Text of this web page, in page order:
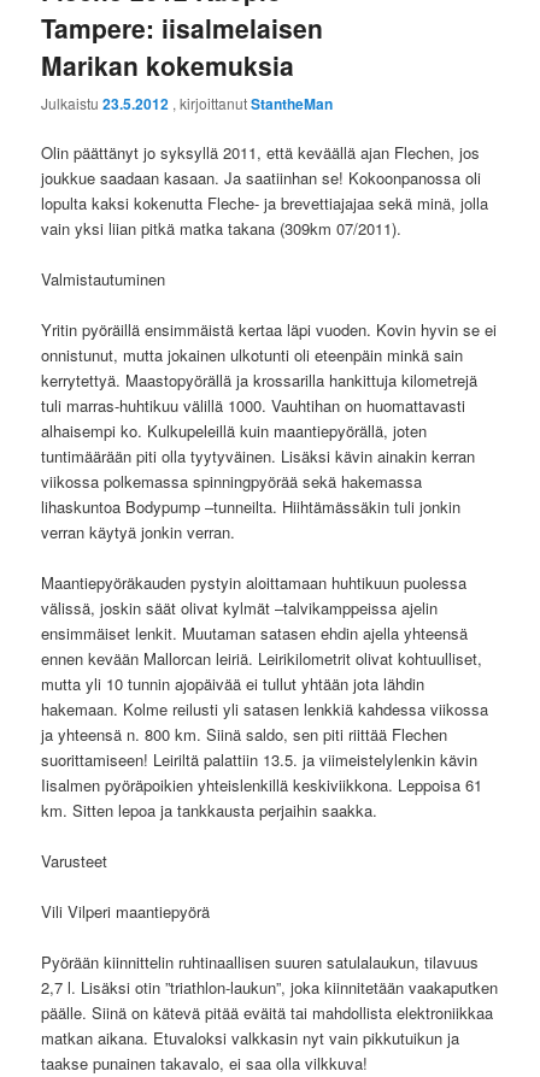
Tampere: iisalmelaisen
Marikan kokemuksia
Julkaistu23.5.2012 , kirjoittanutStantheMan
Olin päättänyt jo syksyllä 2011, että keväällä ajan Flechen, jos
joukkue saadaan kasaan. Ja saatiinhan se! Kokoonpanossa oli
lopulta kaksi kokenutta Fleche- ja brevettiajajaa sekä minä, jolla
vain yksi liian pitkä matka takana (309km 07/2011).
Valmistautuminen
Yritin pyöräillä ensimmäistä kertaa läpi vuoden. Kovin hyvin se ei
onnistunut, mutta jokainen ulkotunti oli eteenpäin minkä sain
kerrytettyä. Maastopyörällä ja krossarilla hankittuja kilometrejä
tuli marras-huhtikuu välillä 1000. Vauhtihan on huomattavasti
alhaisempi ko. Kulkupeleillä kuin maantiepyörällä, joten
tuntimäärään piti olla tyytyväinen. Lisäksi kävin ainakin kerran
viikossa polkemassa spinningpyörää sekä hakemassa
lihaskuntoa Bodypump –tunneilta. Hiihtämässäkin tuli jonkin
verran käytyä jonkin verran.
Maantiepyöräkauden pystyin aloittamaan huhtikuun puolessa
välissä, joskin säät olivat kylmät –talvikamppeissa ajelin
ensimmäiset lenkit. Muutaman satasen ehdin ajella yhteensä
ennen kevään Mallorcan leiriä. Leirikilometrit olivat kohtuulliset,
mutta yli 10 tunnin ajopäivää ei tullut yhtään jota lähdin
hakemaan. Kolme reilusti yli satasen lenkkiä kahdessa viikossa
ja yhteensä n. 800 km. Siinä saldo, sen piti riittää Flechen
suorittamiseen! Leiriltä palattiin 13.5. ja viimeistelylenkin kävin
Iisalmen pyöräpoikien yhteislenkillä keskiviikkona. Leppoisa 61
km. Sitten lepoa ja tankkausta perjaihin saakka.
Varusteet
Vili Vilperi maantiepyörä
Pyörään kiinnittelin ruhtinaallisen suuren satulalaukun, tilavuus
2,7 l. Lisäksi otin ”triathlon-laukun”, joka kiinnitetään vaakaputken
päälle. Siinä on kätevä pitää eväitä tai mahdollista elektroniikkaa
matkan aikana. Etuvaloksi valkkasin nyt vain pikkutuikun ja
taakse punainen takavalo, ei saa olla vilkkuva!